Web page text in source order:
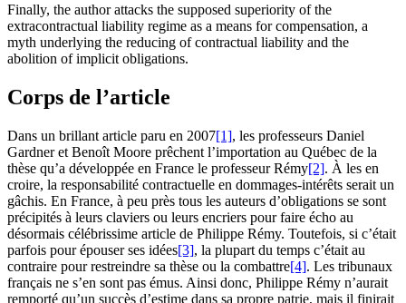
Finally, the author attacks the supposed superiority of the
extracontractual liability regime as a means for compensation, a
myth underlying the reducing of contractual liability and the
abolition of implicit obligations.
Corps de l’article
Dans un brillant article paru en 2007[1], les professeurs Daniel
Gardner et Benoît Moore prêchent l’importation au Québec de la
thèse qu’a développée en France le professeur Rémy[2]. À les en
croire, la responsabilité contractuelle en dommages-intérêts serait un
gâchis. En France, à peu près tous les auteurs d’obligations se sont
précipités à leurs claviers ou leurs encriers pour faire écho au
désormais célébrissime article de Philippe Rémy. Toutefois, si c’était
parfois pour épouser ses idées[3], la plupart du temps c’était au
contraire pour restreindre sa thèse ou la combattre[4]. Les tribunaux
français ne s’en sont pas émus. Ainsi donc, Philippe Rémy n’aurait
remporté qu’un succès d’estime dans sa propre patrie, mais il finirait